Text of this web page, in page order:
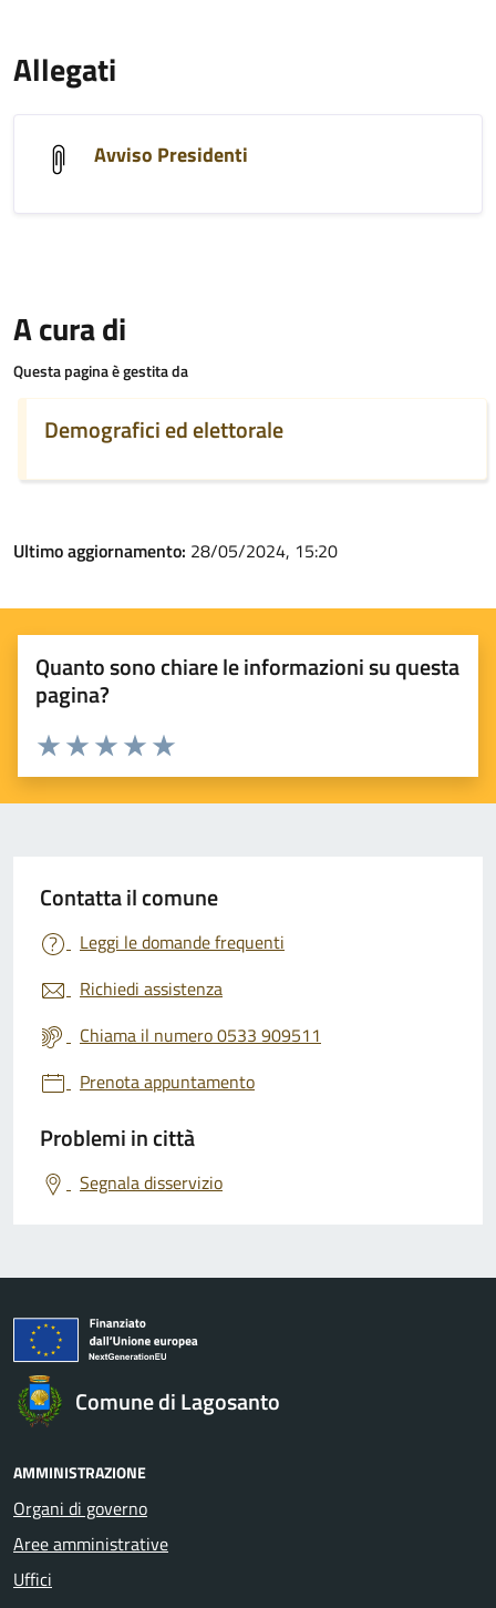
Allegati
Avviso Presidenti
A cura di
Questa pagina è gestita da
Demografici ed elettorale
Ultimo aggiornamento: 28/05/2024, 15:20
Quanto sono chiare le informazioni su questa
pagina?
Valuta 5 stelle su 5
Valuta 4 stelle su 5
Valuta 3 stelle su 5
Valuta 2 stelle su 5
Valuta 1 stelle su 5
Contatta il comune
Leggi le domande frequenti
Richiedi assistenza
Chiama il numero 0533 909511
Prenota appuntamento
Problemi in città
Segnala disservizio
Comune di Lagosanto
AMMINISTRAZIONE
Organi di governo
Aree amministrative
Uffici